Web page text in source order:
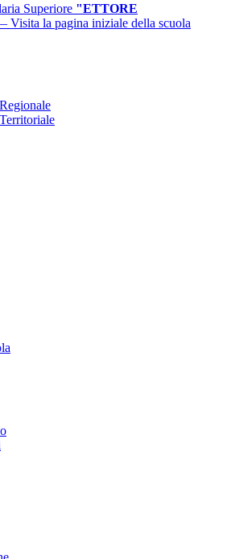
Superiore "ETTORE
Visita la pagina iniziale della scuola